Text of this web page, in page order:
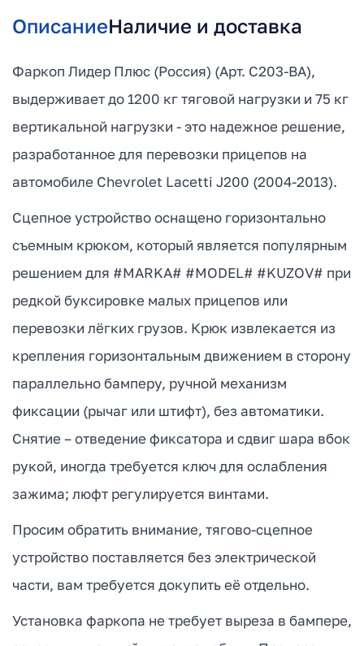
ОписаниеНаличие и доставка
Фаркоп Лидер Плюс (Россия) (Арт. C203-BA),
выдерживает до 1200 кг тяговой нагрузки и 75 кг
вертикальной нагрузки - это надежное решение,
разработанное для перевозки прицепов на
автомобиле Chevrolet Lacetti J200 (2004-2013).
Сцепное устройство оснащено горизонтально
съемным крюком, который является популярным
решением для #MARKA# #MODEL# #KUZOV# при
редкой буксировке малых прицепов или
перевозки лёгких грузов. Крюк извлекается из
крепления горизонтальным движением в сторону
параллельно бамперу, ручной механизм
фиксации (рычаг или штифт), без автоматики.
Снятие – отведение фиксатора и сдвиг шара вбок
рукой, иногда требуется ключ для ослабления
зажима; люфт регулируется винтами.
Просим обратить внимание, тягово-сцепное
устройство поставляется без электрической
части, вам требуется докупить её отдельно.
Установка фаркопа не требует выреза в бампере,